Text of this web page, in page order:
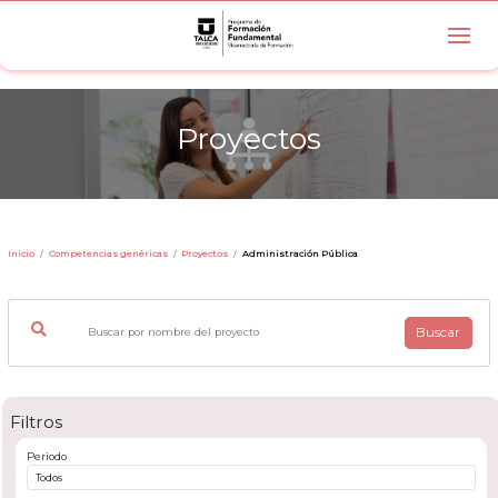
Proyectos
Inicio Competencias genéricas Proyectos Administración Pública
Buscar
Filtros
Periodo